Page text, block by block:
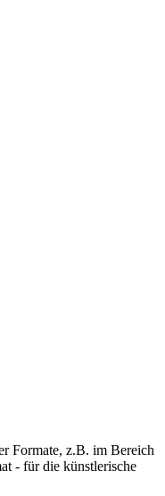
Formate, z.B. im Bereich
- für die künstlerische